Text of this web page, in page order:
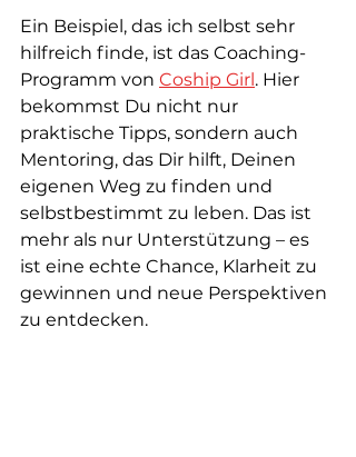
Ein Beispiel, das ich selbst sehr
hilfreich finde, ist das Coaching-
Programm von Coship Girl. Hier
bekommst Du nicht nur
praktische Tipps, sondern auch
Mentoring, das Dir hilft, Deinen
eigenen Weg zu finden und
selbstbestimmt zu leben. Das ist
mehr als nur Unterstützung – es
ist eine echte Chance, Klarheit zu
gewinnen und neue Perspektiven
zu entdecken.